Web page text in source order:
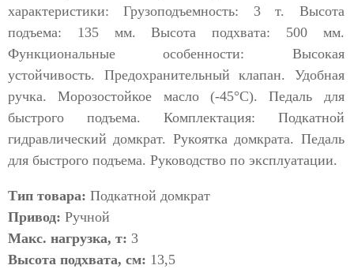
характеристики: Грузоподъемность: 3 т. Высота
подъема: 135 мм. Высота подхвата: 500 мм.
Функциональные особенности: Высокая
устойчивость. Предохранительный клапан. Удобная
ручка. Морозостойкое масло (-45°C). Педаль для
быстрого подъема. Комплектация: Подкатной
гидравлический домкрат. Рукоятка домкрата. Педаль
для быстрого подъема. Руководство по эксплуатации.
Тип товара: Подкатной домкрат
Привод: Ручной
Макс. нагрузка, т: 3
Высота подхвата, см: 13,5